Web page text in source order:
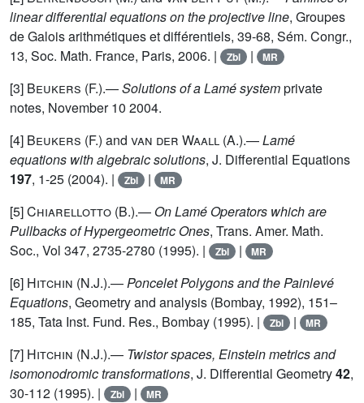
linear differential equations on the projective line, Groupes
de Galois arithmétiques et différentiels, 39-68, Sém. Congr.,
13, Soc. Math. France, Paris, 2006. |
Zbl | MR
[3] Beukers (F.).—Solutions of a Lamé systemprivate
notes, November 10 2004.
[4] Beukers (F.) and van der Waall (A.).—Lamé
equations with algebraic solutions, J. Differential Equations
197, 1-25 (2004). | Zbl | MR
[5]Chiarellotto (B.).— On Lamé Operators which are
Pullbacks of Hypergeometric Ones, Trans. Amer. Math.
Soc., Vol 347, 2735-2780 (1995). |
Zbl | MR
[6] Hitchin (N.J.).—Poncelet Polygons and the Painlevé
Equations, Geometry and analysis (Bombay, 1992), 151–
185, Tata Inst. Fund. Res., Bombay (1995). |
Zbl | MR
[7] Hitchin (N.J.).— Twistor spaces, Einstein metrics and
isomonodromic transformations, J. Differential Geometry42,
30-112 (1995). |
Zbl | MR